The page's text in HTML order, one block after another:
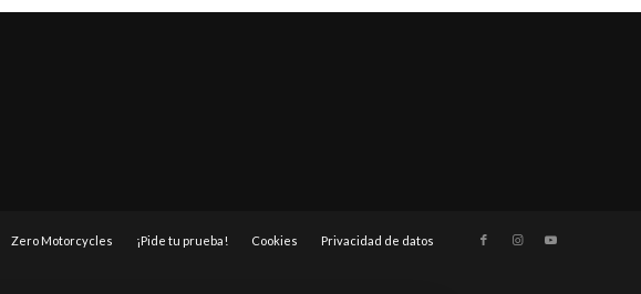
Zero Motorcycles ¡Pide tu prueba! Cookies Privacidad de datos